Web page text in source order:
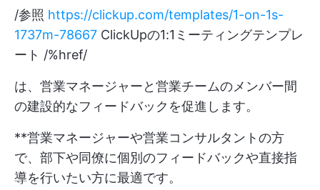
/参照 https://clickup.com/templates/1-on-1s-
1737m-78667 ClickUpの1:1ミーティングテンプレ
ート /%href/
は、営業マネージャーと営業チームのメンバー間
の建設的なフィードバックを促進します。
**営業マネージャーや営業コンサルタントの方
で、部下や同僚に個別のフィードバックや直接指
導を行いたい方に最適です。